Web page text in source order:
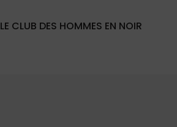
LE CLUB DES HOMMES EN NOIR